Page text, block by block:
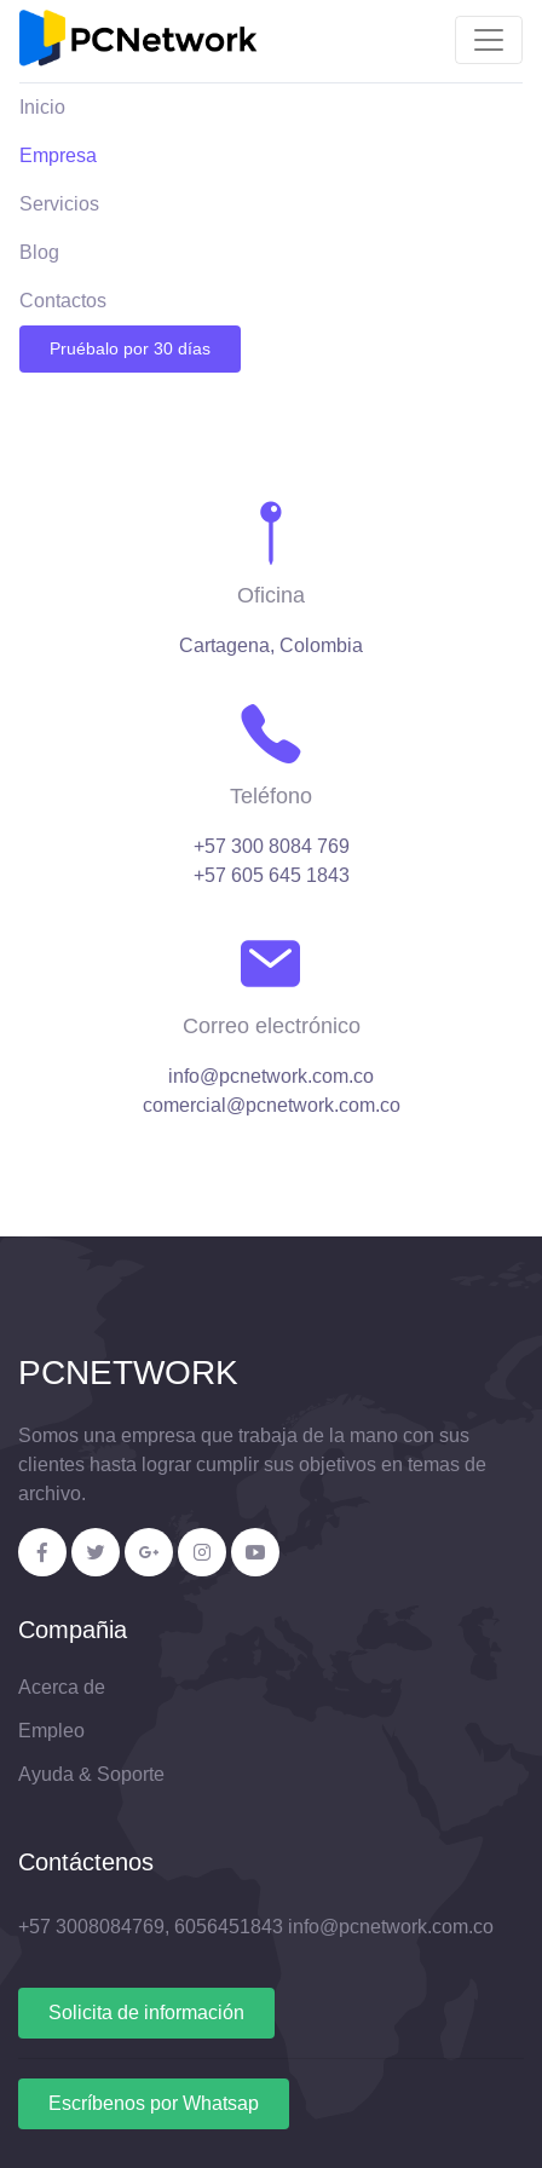
Inicio
Empresa
Servicios
Blog
Contactos
Pruébalo por 30 días
Oficina
Cartagena, Colombia
Teléfono
+57 300 8084 769
+57 605 645 1843
Correo electrónico
info@pcnetwork.com.co
comercial@pcnetwork.com.co
PCNETWORK
Somos una empresa que trabaja de la mano con sus
clientes hasta lograr cumplir sus objetivos en temas de
archivo.
Compañia
Acerca de
Empleo
Ayuda & Soporte
Contáctenos
+57 3008084769, 6056451843 info@pcnetwork.com.co
Solicita de información
Escríbenos por Whatsap